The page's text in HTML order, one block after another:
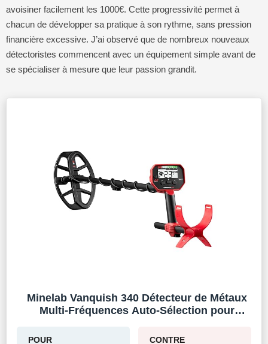
avoisiner facilement les 1000€. Cette progressivité permet à
chacun de développer sa pratique à son rythme, sans pression
financière excessive. J’ai observé que de nombreux nouveaux
détectoristes commencent avec un équipement simple avant de
se spécialiser à mesure que leur passion grandit.
Minelab Vanquish 340 Détecteur de Métaux
Multi-Fréquences Auto-Sélection pour
Coil (3 Modes de Détection)
POUR CONTRE